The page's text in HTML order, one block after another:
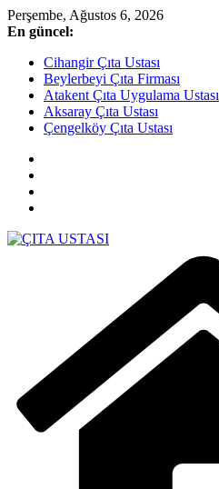
Skip
to
Perşembe, Ağustos 6, 2026
En güncel:
Cihangir Çıta Ustası
Beylerbeyi Çıta Firması
Atakent Çıta Uygulama Ustası
Aksaray Çıta Ustası
Çengelköy Çıta Ustası